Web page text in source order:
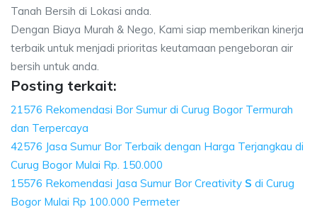
Tanah Bersih di Lokasi anda.
Dengan Biaya Murah & Nego, Kami siap memberikan kinerja
terbaik untuk menjadi prioritas keutamaan pengeboran air
bersih untuk anda.
Posting terkait:
21576 Rekomendasi Bor Sumur di Curug Bogor Termurah
dan Terpercaya
42576 Jasa Sumur Bor Terbaik dengan Harga Terjangkau di
Curug Bogor Mulai Rp. 150.000
15576 Rekomendasi Jasa Sumur Bor Creativity S di Curug
Bogor Mulai Rp 100.000 Permeter